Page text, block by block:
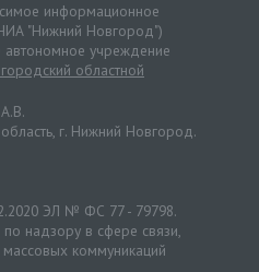
информационное
"Нижний Новгород")
автономное учреждение
областной
г. Нижний Новгород.
ЭЛ № ФС 77 - 79798.
надзору в сфере связи,
коммуникаций